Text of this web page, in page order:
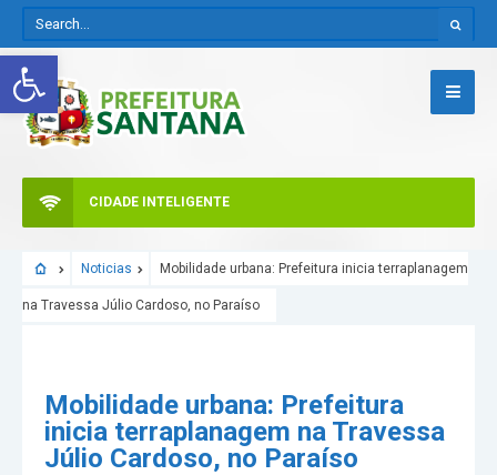
Abrir a barra de ferramentas
CIDADE INTELIGENTE
Noticias Mobilidade urbana: Prefeitura inicia terraplanagem
na Travessa Júlio Cardoso, no Paraíso
Mobilidade urbana: Prefeitura
inicia terraplanagem na Travessa
Júlio Cardoso, no Paraíso